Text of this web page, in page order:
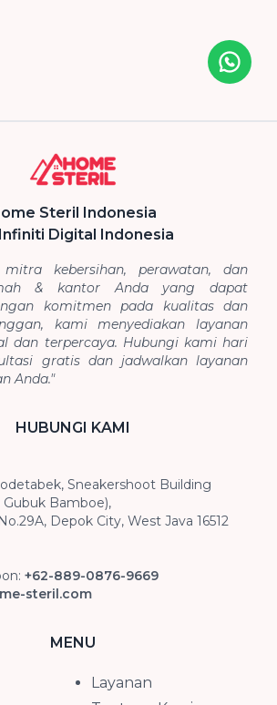
Icon
Steril Indonesia
Digital Indonesia
kebersihan, perawatan, dan
& kantor Anda yang dapat
komitmen pada kualitas dan
kami menyediakan layanan
dan terpercaya. Hubungi kami hari
gratis dan jadwalkan layanan
Anda."
HUBUNGI KAMI
Sneakershoot Building
Bamboe),
Depok City, West Java 16512
+62-889-0876-9669
steril.com
MENU
Layanan